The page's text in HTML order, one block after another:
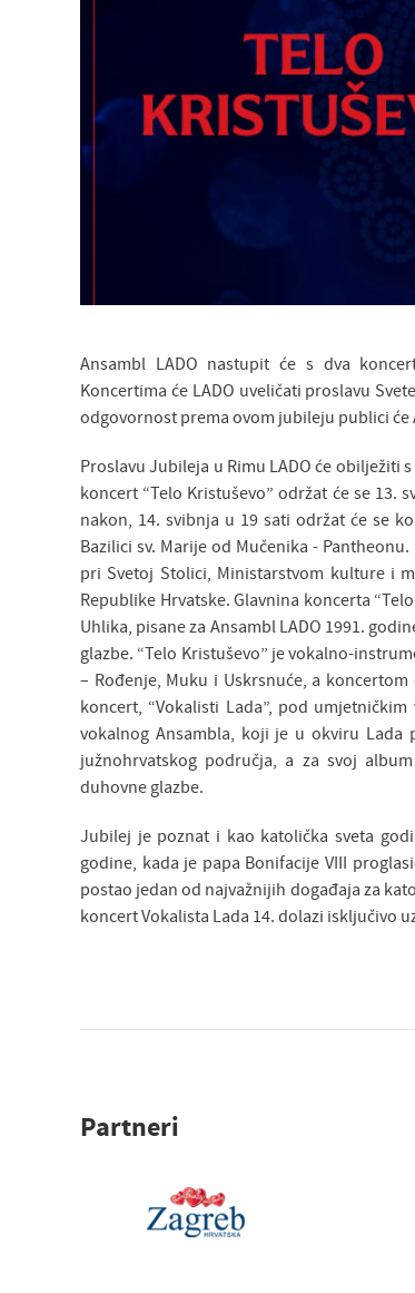
Ansambl LADO nastupit će s dva
Koncertima će LADO uveličati proslavu
odgovornost prema ovom jubileju publici će
Proslavu Jubileja u Rimu LADO će obilježiti
koncert “Telo Kristuševo” održat će se 13.
nakon, 14. svibnja u 19 sati održat će se
Bazilici sv. Marije od Mučenika -
pri Svetoj Stolici, Ministarstvom kulture i
Republike Hrvatske. Glavnina koncerta
Uhlika, pisane za Ansambl LADO 1991.
glazbe. “Telo Kristuševo” je vokalno-
– Rođenje, Muku i Uskrsnuće, a
koncert, “Vokalisti Lada”, pod
vokalnog Ansambla, koji je u okviru Lada
južnohrvatskog područja, a za svoj
duhovne glazbe.
Jubilej je poznat i kao katolička sveta
godine, kada je papa Bonifacije VIII
postao jedan od najvažnijih događaja za
koncert Vokalista Lada 14. dolazi isključivo
Partneri